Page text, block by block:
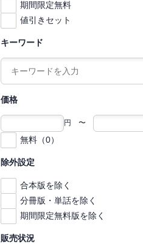
期間限定無料
値引きセット
キーワード
価格
円 〜
無料（0）
除外設定
合本版を除く
分冊版・単話を除く
期間限定無料版を除く
販売状況